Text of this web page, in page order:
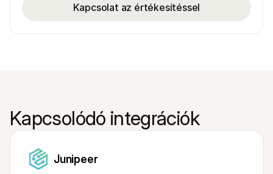
Kapcsolat az értékesítéssel
Kapcsolódó integrációk
Junipeer